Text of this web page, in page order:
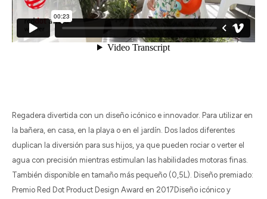
Regadera divertida con un diseño icónico e innovador. Para utilizar en
la bañera, en casa, en la playa o en el jardín. Dos lados diferentes
duplican la diversión para sus hijos, ya que pueden rociar o verter el
agua con precisión mientras estimulan las habilidades motoras finas.
También disponible en tamaño más pequeño (0,5L). Diseño premiado:
Premio Red Dot Product Design Award en 2017Diseño icónico y